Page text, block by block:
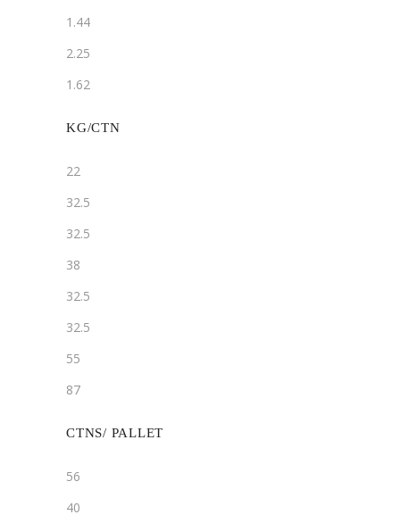
1.44
2.25
1.62
KG/CTN
22
32.5
32.5
38
32.5
32.5
55
87
CTNS/ PALLET
56
40